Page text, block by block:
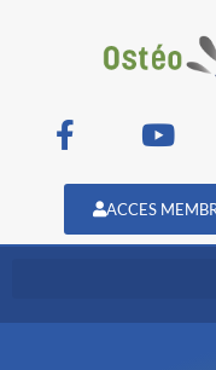
ACCES